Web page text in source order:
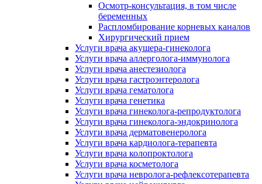
Осмотр-консультация, в том числе
беременных
Распломбирование корневых каналов
Хирургический прием
Услуги врача акушера-гинеколога
Услуги врача аллерголога-иммунолога
Услуги врача анестезиолога
Услуги врача гастроэнтеролога
Услуги врача гематолога
Услуги врача генетика
Услуги врача гинеколога-репродуктолога
Услуги врача гинеколога-эндокринолога
Услуги врача дерматовенеролога
Услуги врача кардиолога-терапевта
Услуги врача колопроктолога
Услуги врача косметолога
Услуги врача невролога-рефлексотерапевта